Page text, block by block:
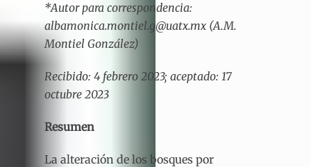
*Autor para correspondencia:
albamonica.montiel.g@uatx.mx (A.M.
Montiel González)
Recibido: 4 febrero 2023; aceptado: 17
octubre 2023
Resumen
La alteración de los bosques por